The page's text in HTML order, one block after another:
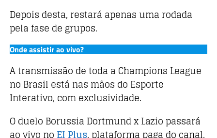
Depois desta, restará apenas uma rodada
pela fase de grupos.
Onde assistir ao vivo?
A transmissão de toda a Champions League
no Brasil está nas mãos do Esporte
Interativo, com exclusividade.
O duelo Borussia Dortmund x Lazio passará
ao vivo no EI Plus, plataforma paga do canal.